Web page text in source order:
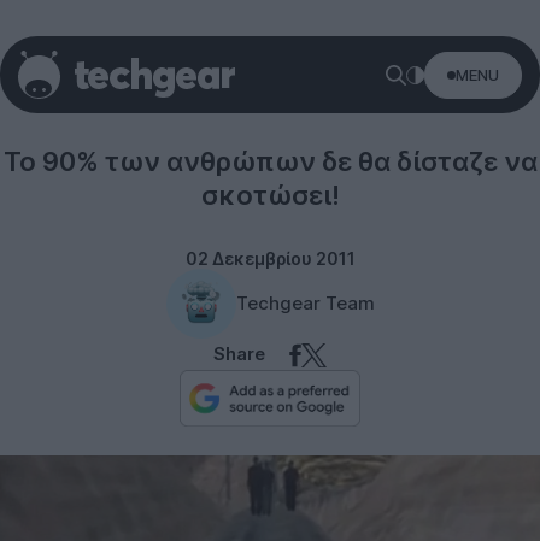
MENU
To 90% των ανθρώπων δε θα δίσταζε να
σκοτώσει!
02 Δεκεμβρίου 2011
Techgear Team
Share